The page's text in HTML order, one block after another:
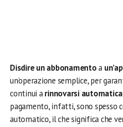
Disdire un abbonamentoa
un’operazione semplice, per
continui arinnovarsi
pagamento, infatti, sono spesso
automatico, il che significa che